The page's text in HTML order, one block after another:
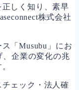
しく知り、素早
株式会社
「Musubu」にお
、企業の変化の兆
ェック・法人確